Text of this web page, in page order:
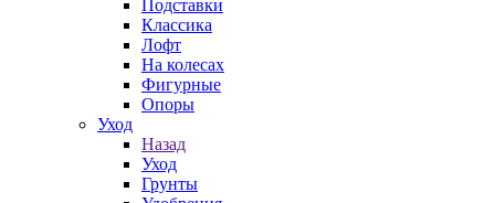
Подставки
Классика
Лофт
На колесах
Фигурные
Опоры
Уход
Назад
Уход
Грунты